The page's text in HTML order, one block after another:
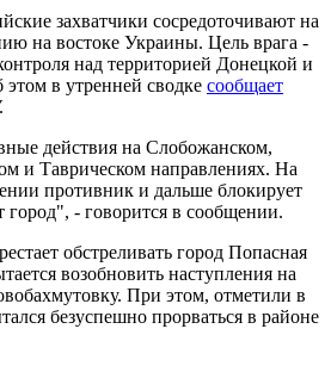
захватчики сосредоточивают на
на востоке Украины. Цель врага -
над территорией Донецкой и
в утренней сводке сообщает
действия на Слобожанском,
и Таврическом направлениях. На
противник и дальше блокирует
город", - говорится в сообщении.
обстреливать город Попасная
возобновить наступления на
При этом, отметили в
безуспешно прорваться в районе